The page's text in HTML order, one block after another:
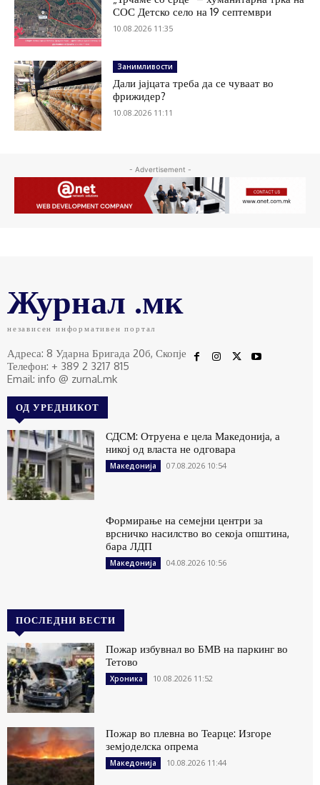
СОС Детско село на 19 септември
10.08.2026 11:35
Занимливости
Дали јајцата треба да се чуваат во
фрижидер?
10.08.2026 11:11
- Advertisement -
Журнал .мк
независен информативен портал
Адреса: 8 Ударна Бригада 20б, Скопје
Телефон: + 389 2 3217 815
Email: info @ zurnal.mk
ОД УРЕДНИКОТ
СДСМ: Отруена е цела Македонија, а
никој од власта не одговара
Македонија 07.08.2026 10:54
Формирање на семејни центри за
врсничко насилство во секоја општина,
бара ЛДП
Македонија 04.08.2026 10:56
ПОСЛЕДНИ ВЕСТИ
Пожар избувнал во БМВ на паркинг во
Тетово
Хроника 10.08.2026 11:52
Пожар во плевна во Теарце: Изгоре
земјоделска опрема
Македонија 10.08.2026 11:44